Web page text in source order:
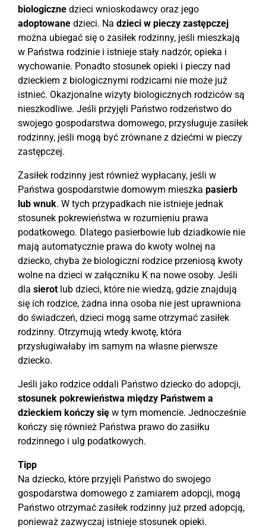
biologiczne dzieci wnioskodawcy oraz jego
adoptowane dzieci. Na dzieci w pieczy zastępczej
można ubiegać się o zasiłek rodzinny, jeśli mieszkają
w Państwa rodzinie i istnieje stały nadzór, opieka i
wychowanie. Ponadto stosunek opieki i pieczy nad
dzieckiem z biologicznymi rodzicami nie może już
istnieć. Okazjonalne wizyty biologicznych rodziców są
nieszkodliwe. Jeśli przyjęli Państwo rodzeństwo do
swojego gospodarstwa domowego, przysługuje zasiłek
rodzinny, jeśli mogą być zrównane z dziećmi w pieczy
zastępczej.
Zasiłek rodzinny jest również wypłacany, jeśli w
Państwa gospodarstwie domowym mieszka pasierb
lub wnuk. W tych przypadkach nie istnieje jednak
stosunek pokrewieństwa w rozumieniu prawa
podatkowego. Dlatego pasierbowie lub dziadkowie nie
mają automatycznie prawa do kwoty wolnej na
dziecko, chyba że biologiczni rodzice przeniosą kwoty
wolne na dzieci w załączniku K na nowe osoby. Jeśli
dla sierotlub dzieci, które nie wiedzą, gdzie znajdują
się ich rodzice, żadna inna osoba nie jest uprawniona
do świadczeń, dzieci mogą same otrzymać zasiłek
rodzinny. Otrzymują wtedy kwotę, która
przysługiwałaby im samym na własne pierwsze
dziecko.
Jeśli jako rodzice oddali Państwo dziecko do adopcji,
stosunek pokrewieństwa między Państwem a
dzieckiem kończy się w tym momencie. Jednocześnie
kończy się również Państwa prawo do zasiłku
rodzinnego i ulg podatkowych.
Tipp
Na dziecko, które przyjęli Państwo do swojego
gospodarstwa domowego z zamiarem adopcji, mogą
Państwo otrzymać zasiłek rodzinny już przed adopcją,
ponieważ zazwyczaj istnieje stosunek opieki.